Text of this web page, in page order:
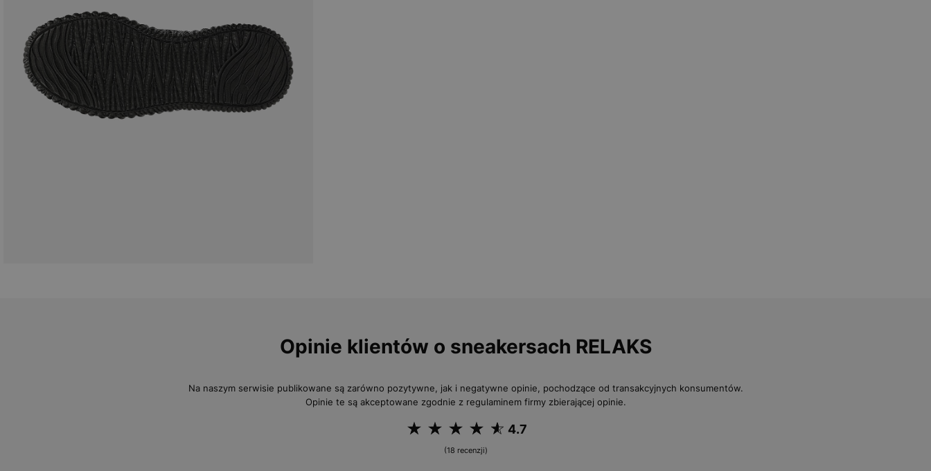
Opinie klientów o sneakersach RELAKS
Na naszym serwisie publikowane są zarówno pozytywne, jak i negatywne opinie, pochodzące od transakcyjnych konsumentów.
Opinie te są akceptowane zgodnie z regulaminem firmy zbierającej opinie.
4.7
(18 recenzji)